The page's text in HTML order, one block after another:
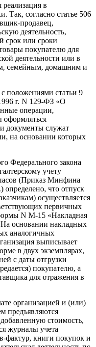
в
Так, согласно статье 506
продавец,
деятельность,
срок или сроки
покупателю для
деятельности или в
семейным, домашним и
с положениями статьи 9
г. N 129-ФЗ «О
операции,
документы служат
на основании которых
Федерального закона
учету
(Приказ Минфина
определено, что отпуск
осуществляется
первичных
N М-15 «Накладная
На основании накладных
аналогичных
выписывает
в двух экземплярах,
с даты отгрузки
покупателю, а
для отражения в
организацией и (или)
предъявляются
стоимость,
журналы учета
фактур, книги покупок и